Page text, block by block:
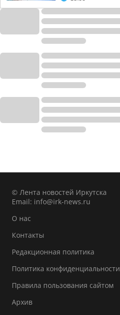
© Лента новостей Иркутска
Email: info@irk-news.ru
О нас
Контакты
Редакционная политика
Политика конфиденциальности
Правила пользования сайтом
Архив